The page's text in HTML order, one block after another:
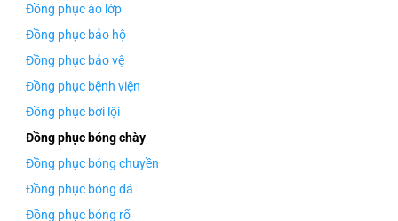
Đồng phục áo lớp
Đồng phục bảo hộ
Đồng phục bảo vệ
Đồng phục bệnh viện
Đồng phục bơi lội
Đồng phục bóng chày
Đồng phục bóng chuyền
Đồng phục bóng đá
Đồng phục bóng rổ